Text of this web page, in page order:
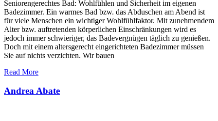
Seniorengerechtes Bad: Wohlfühlen und Sicherheit im eigenen
Badezimmer. Ein warmes Bad bzw. das Abduschen am Abend ist
für viele Menschen ein wichtiger Wohlfühlfaktor. Mit zunehmendem
Alter bzw. auftretenden körperlichen Einschränkungen wird es
jedoch immer schwieriger, das Badevergnügen täglich zu genießen.
Doch mit einem altersgerecht eingerichteten Badezimmer müssen
Sie auf nichts verzichten. Wir bauen
Read More
Andrea Abate